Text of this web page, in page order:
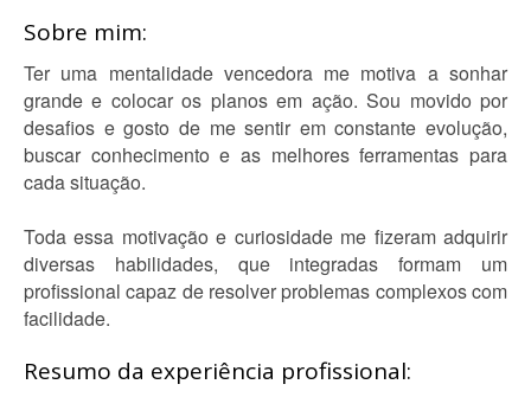
Sobre mim:
Ter uma mentalidade vencedora me motiva a sonhar
grande e colocar os planos em ação. Sou movido por
desafios e gosto de me sentir em constante evolução,
buscar conhecimento e as melhores ferramentas para
cada situação.
Toda essa motivação e curiosidade me fizeram adquirir
diversas habilidades, que integradas formam um
profissional capaz de resolver problemas complexos com
facilidade.
Resumo da experiência profissional: